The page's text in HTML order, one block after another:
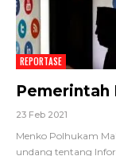
REPORTASE
Pemerintah
23 Feb 2021
Menko Polhukam
undang tentang